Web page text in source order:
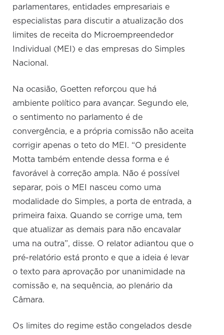
parlamentares, entidades empresariais e
especialistas para discutir a atualização dos
limites de receita do Microempreendedor
Individual (MEI) e das empresas do Simples
Nacional.
Na ocasião, Goetten reforçou que há
ambiente político para avançar. Segundo ele,
o sentimento no parlamento é de
convergência, e a própria comissão não aceita
corrigir apenas o teto do MEI. “O presidente
Motta também entende dessa forma e é
favorável à correção ampla. Não é possível
separar, pois o MEI nasceu como uma
modalidade do Simples, a porta de entrada, a
primeira faixa. Quando se corrige uma, tem
que atualizar as demais para não encavalar
uma na outra”, disse. O relator adiantou que o
pré-relatório está pronto e que a ideia é levar
o texto para aprovação por unanimidade na
comissão e, na sequência, ao plenário da
Câmara.
Os limites do regime estão congelados desde